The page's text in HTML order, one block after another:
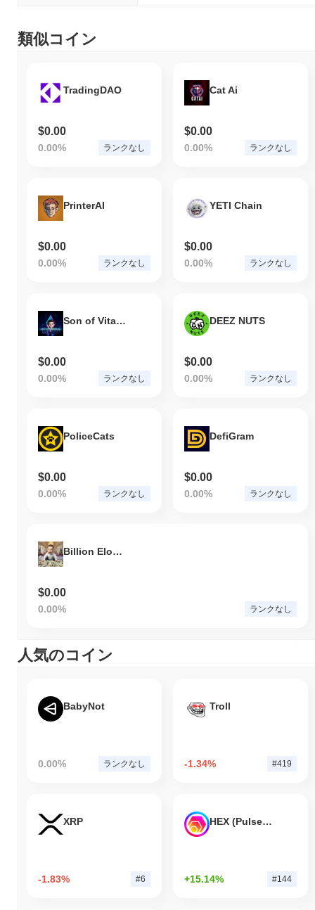
類似コイン
TradingDAO
$0.00
0.00% ランクなし
Cat Ai
$0.00
0.00% ランクなし
PrinterAI
$0.00
0.00% ランクなし
YETI Chain
$0.00
0.00% ランクなし
Son of Vitalik
$0.00
0.00% ランクなし
DEEZ NUTS
$0.00
0.00% ランクなし
PoliceCats
$0.00
0.00% ランクなし
DefiGram
$0.00
0.00% ランクなし
Billion Elon Baby
$0.00
0.00% ランクなし
人気のコイン
BabyNot
0.00% ランクなし
Troll
-1.34% #419
XRP
-1.83% #6
HEX (Pulsechain)
+15.14% #144